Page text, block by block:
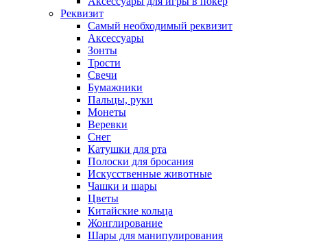
Реквизит
Самый необходимый реквизит
Аксессуары
Зонты
Трости
Свечи
Бумажники
Пальцы, руки
Монеты
Веревки
Снег
Катушки для рта
Полоски для бросания
Искусственные животные
Чашки и шары
Цветы
Китайские кольца
Жонглирование
Шары для манипулирования